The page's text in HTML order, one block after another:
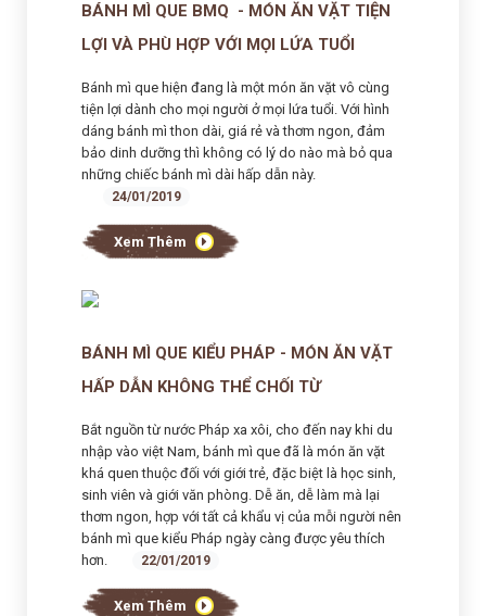
BÁNH MÌ QUE BMQ - MÓN ĂN VẶT TIỆN
LỢI VÀ PHÙ HỢP VỚI MỌI LỨA TUỔI
Bánh mì que hiện đang là một món ăn vặt vô cùng
tiện lợi dành cho mọi người ở mọi lứa tuổi. Với hình
dáng bánh mì thon dài, giá rẻ và thơm ngon, đảm
bảo dinh dưỡng thì không có lý do nào mà bỏ qua
những chiếc bánh mì dài hấp dẫn này.
24/01/2019
Xem Thêm
BÁNH MÌ QUE KIỂU PHÁP - MÓN ĂN VẶT
HẤP DẪN KHÔNG THỂ CHỐI TỪ
Bắt nguồn từ nước Pháp xa xôi, cho đến nay khi du
nhập vào việt Nam, bánh mì que đã là món ăn vặt
khá quen thuộc đối với giới trẻ, đặc biệt là học sinh,
sinh viên và giới văn phòng. Dễ ăn, dễ làm mà lại
thơm ngon, hợp với tất cả khẩu vị của mỗi người nên
bánh mì que kiểu Pháp ngày càng được yêu thích
hơn.
22/01/2019
Xem Thêm